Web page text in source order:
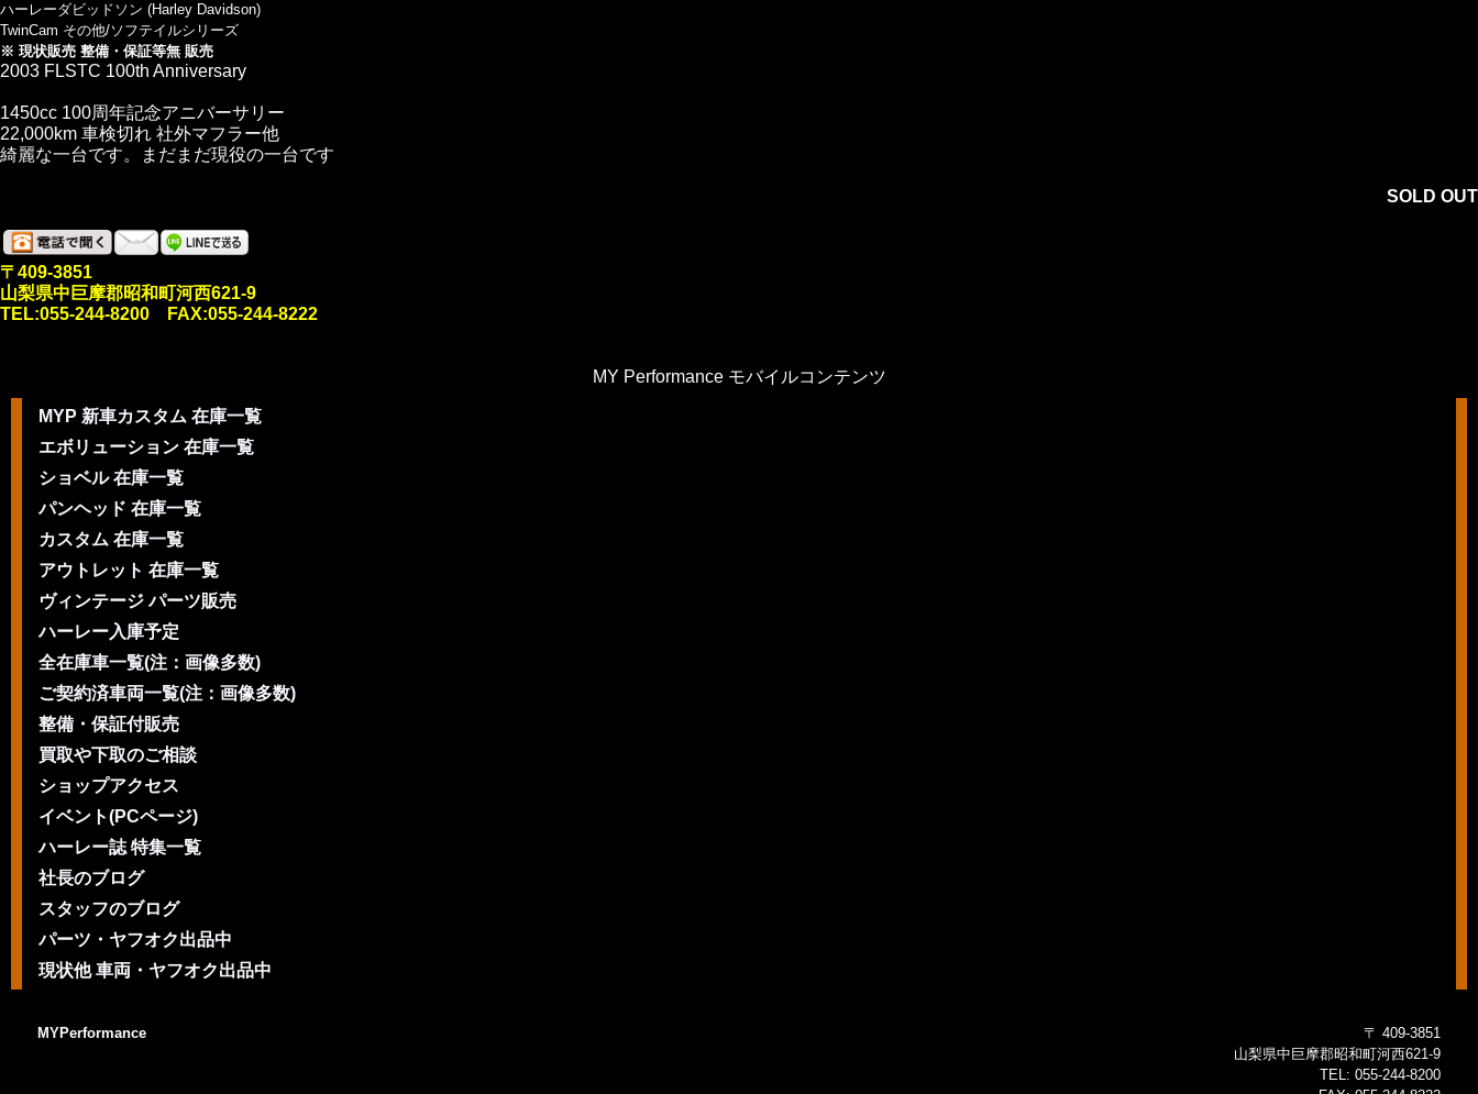
ハーレーダビッドソン (Harley Davidson)
TwinCam その他/ソフテイルシリーズ
※ 現状販売 整備・保証等無 販売
2003 FLSTC 100th Anniversary
1450cc 100周年記念アニバーサリー
22,000km 車検切れ 社外マフラー他
綺麗な一台です。まだまだ現役の一台です
SOLD OUT
〒409-3851
山梨県中巨摩郡昭和町河西621-9
TEL:055-244-8200 FAX:055-244-8222
MY Performance モバイルコンテンツ
MYP 新車カスタム 在庫一覧
エボリューション 在庫一覧
ショベル 在庫一覧
パンヘッド 在庫一覧
カスタム 在庫一覧
アウトレット 在庫一覧
ヴィンテージ パーツ販売
ハーレー入庫予定
全在庫車一覧(注：画像多数)
ご契約済車両一覧(注：画像多数)
整備・保証付販売
買取や下取のご相談
ショップアクセス
イベント(PCページ)
ハーレー誌 特集一覧
社長のブログ
スタッフのブログ
パーツ・ヤフオク出品中
現状他 車両・ヤフオク出品中
MYPerformance
〒 409-3851
山梨県中巨摩郡昭和町河西621-9
TEL: 055-244-8200